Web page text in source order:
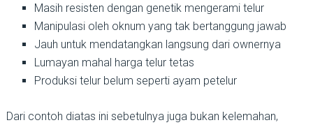
Masih resisten dengan genetik mengerami telur
Manipulasi oleh oknum yang tak bertanggung jawab
Jauh untuk mendatangkan langsung dari ownernya
Lumayan mahal harga telur tetas
Produksi telur belum seperti ayam petelur
Dari contoh diatas ini sebetulnya juga bukan kelemahan,